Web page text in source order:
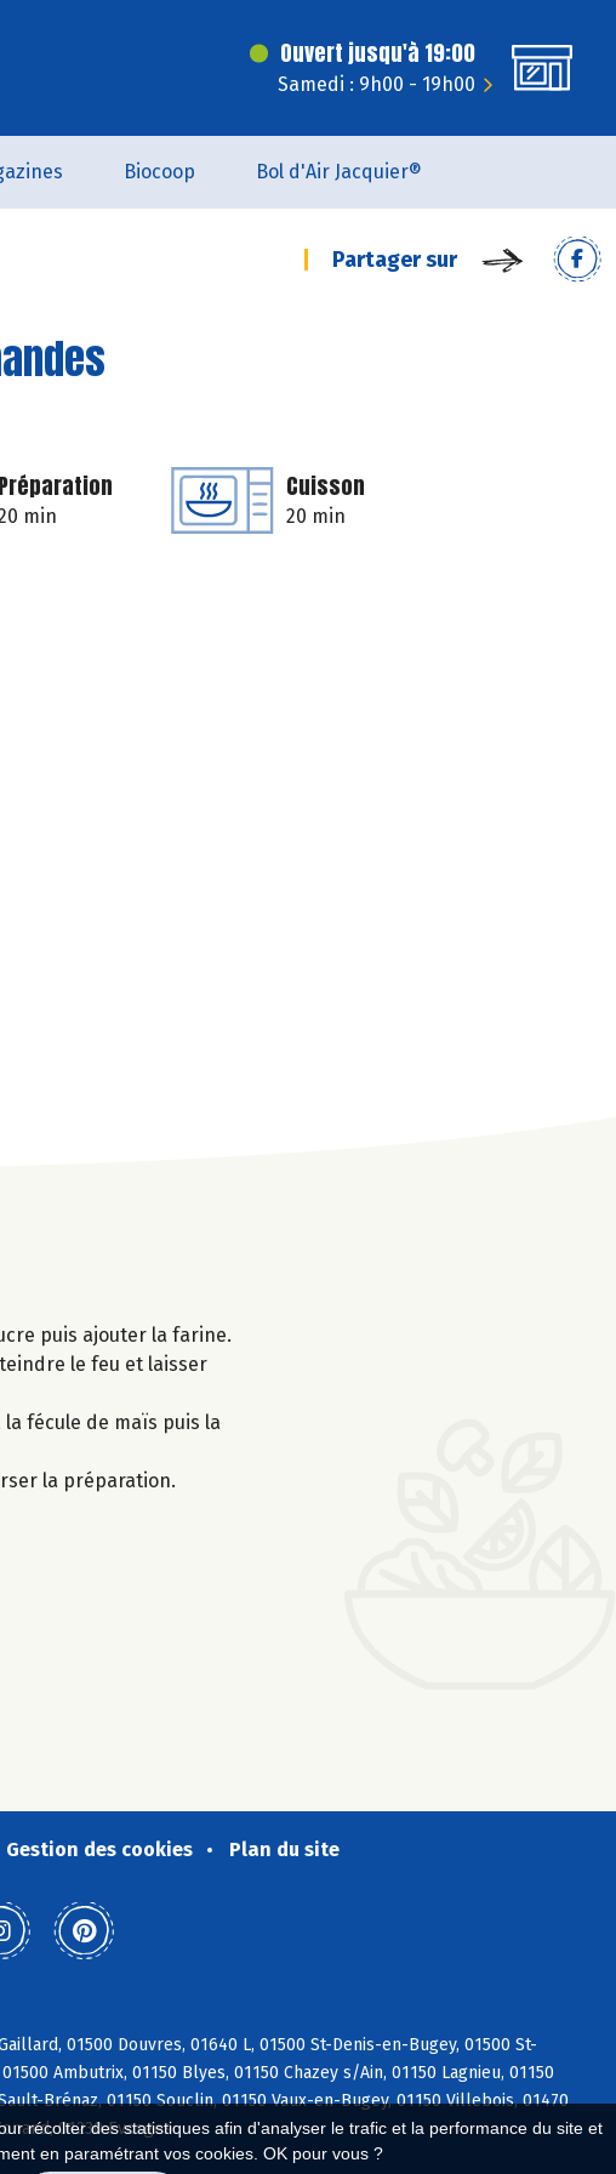
récolter des statistiques afin d'analyser le trafic et la performance du site et
en paramétrant vos cookies. OK pour vous ?
Ouvert jusqu'à 19:00
Samedi : 9h00 - 19h00
Biocoop Bol d'Air Jacquier®
Partager sur
Préparation
min
Cuisson
20 min
puis ajouter la farine.
le feu et laisser
la fécule de maïs puis la
la préparation.
Gestion des cookies Plan du site
01500 Douvres, 01640 L, 01500 St-Denis-en-Bugey, 01500 St-
Ambutrix, 01150 Blyes, 01150 Chazey s/Ain, 01150 Lagnieu, 01150
Brénaz, 01150 Souclin, 01150 Vaux-en-Bugey, 01150 Villebois, 01470
01230 Evosges